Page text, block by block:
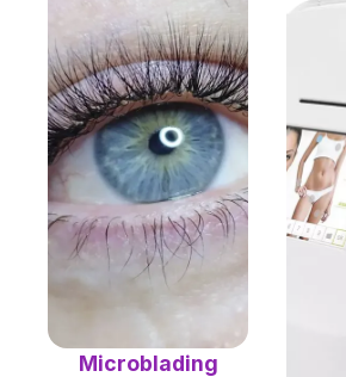
Microblading